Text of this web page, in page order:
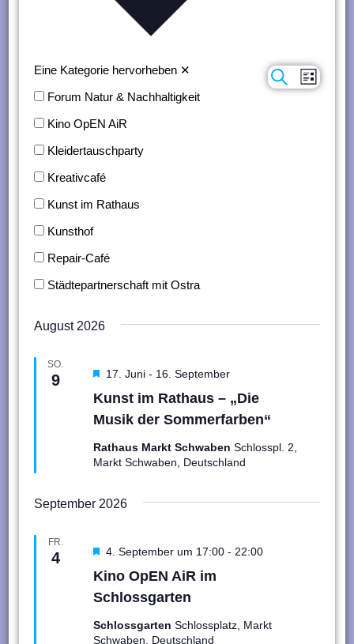
Veranstaltungen
SucheListe
Eine Kategorie hervorheben ✕
Forum Natur & Nachhaltigkeit
Kino OpEN AiR
Kleidertauschparty
Kreativcafé
Kunst im Rathaus
Kunsthof
Repair-Café
Städtepartnerschaft mit Ostra
August 2026
SO.
9
Kunst im Rathaus – „Die
Musik der Sommerfarben“
Hervorgehoben
17. Juni - 16. September
Rathaus Markt SchwabenSchlosspl. 2,
Markt Schwaben, Deutschland
September 2026
FR.
4
Kino OpEN AiR im
Schlossgarten
Hervorgehoben
4. September um 17:00 - 22:00
SchlossgartenSchlossplatz, Markt
Schwaben, Deutschland